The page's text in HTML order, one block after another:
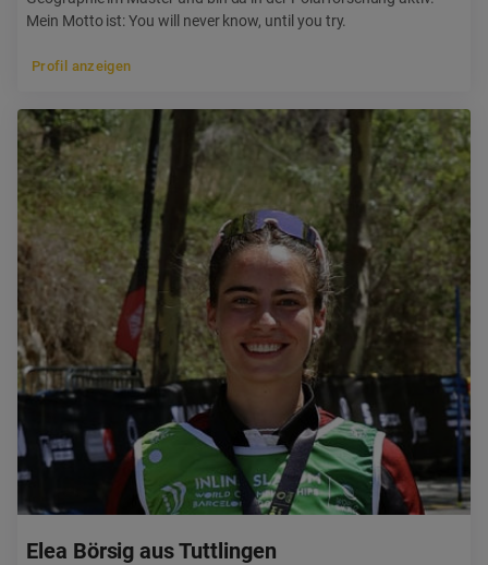
Mein Motto ist: You will never know, until you try.
Profil anzeigen
Elea Börsig aus Tuttlingen